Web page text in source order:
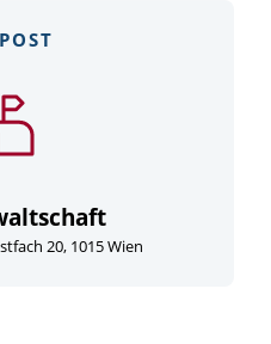
20, 1015 Wien